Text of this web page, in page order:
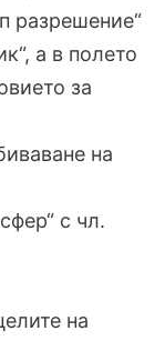
разрешение“
а в полето
за
на
с чл.
на